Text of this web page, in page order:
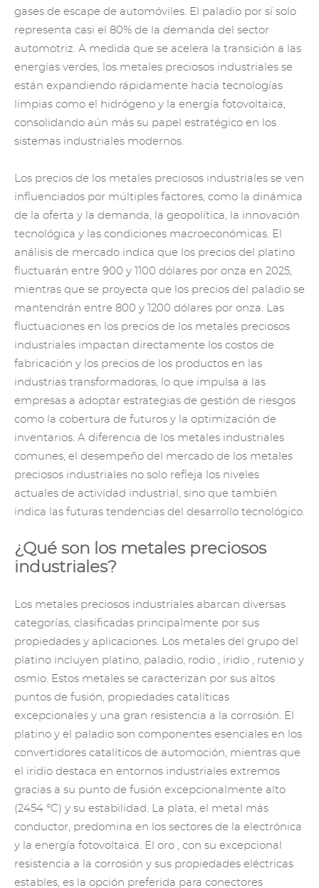
gases de escape de automóviles. El paladio por sí solo
representa casi el 80% de la demanda del sector
automotriz. A medida que se acelera la transición a las
energías verdes, los metales preciosos industriales se
están expandiendo rápidamente hacia tecnologías
limpias como el hidrógeno y la energía fotovoltaica,
consolidando aún más su papel estratégico en los
sistemas industriales modernos.
Los precios de los metales preciosos industriales se ven
influenciados por múltiples factores, como la dinámica
de la oferta y la demanda, la geopolítica, la innovación
tecnológica y las condiciones macroeconómicas. El
análisis de mercado indica que los precios del platino
fluctuarán entre 900 y 1100 dólares por onza en 2025,
mientras que se proyecta que los precios del paladio se
mantendrán entre 800 y 1200 dólares por onza. Las
fluctuaciones en los precios de los metales preciosos
industriales impactan directamente los costos de
fabricación y los precios de los productos en las
industrias transformadoras, lo que impulsa a las
empresas a adoptar estrategias de gestión de riesgos
como la cobertura de futuros y la optimización de
inventarios. A diferencia de los metales industriales
comunes, el desempeño del mercado de los metales
preciosos industriales no solo refleja los niveles
actuales de actividad industrial, sino que también
indica las futuras tendencias del desarrollo tecnológico.
¿Qué son los metales preciosos
industriales?
Los metales preciosos industriales abarcan diversas
categorías, clasificadas principalmente por sus
propiedades y aplicaciones. Los metales del grupo del
platino incluyen platino, paladio, rodio , iridio , rutenio y
osmio. Estos metales se caracterizan por sus altos
puntos de fusión, propiedades catalíticas
excepcionales y una gran resistencia a la corrosión. El
platino y el paladio son componentes esenciales en los
convertidores catalíticos de automoción, mientras que
el iridio destaca en entornos industriales extremos
gracias a su punto de fusión excepcionalmente alto
(2454 °C) y su estabilidad. La plata, el metal más
conductor, predomina en los sectores de la electrónica
y la energía fotovoltaica. El oro , con su excepcional
resistencia a la corrosión y sus propiedades eléctricas
estables, es la opción preferida para conectores